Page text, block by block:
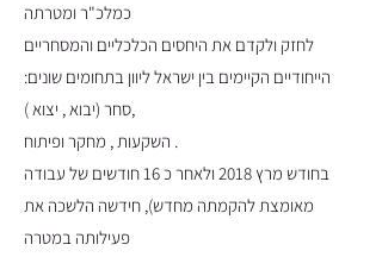
כמלכ"ר ומטרתה
לחזק ולקדם את היחסים הכלכליים והמסחריים
הייחודיים הקיימים בין ישראל ליוון בתחומים שונים:
סחר (יבוא , יצוא ),
השקעות , מחקר ופיתוח .
בחודש מרץ 2018 ולאחר כ 16 חודשים של עבודה
מאומצת להקמתה מחדש), חידשה הלשכה את
פעילותה במטרה